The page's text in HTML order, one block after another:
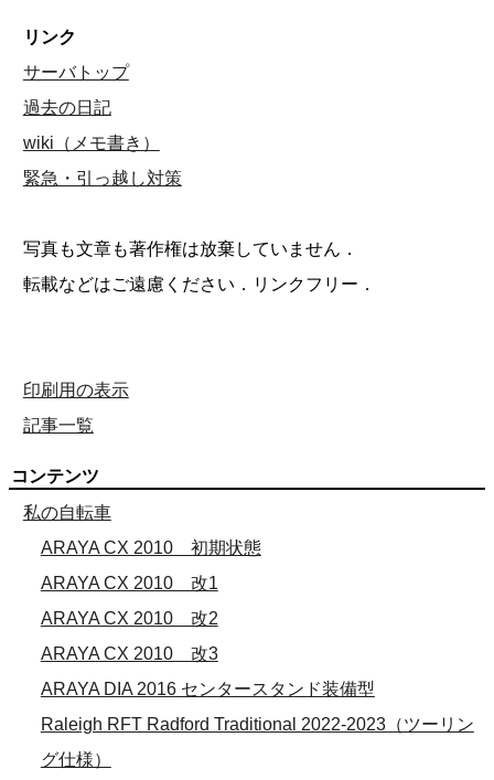
リンク
サーバトップ
過去の日記
wiki（メモ書き）
緊急・引っ越し対策
写真も文章も著作権は放棄していません．
転載などはご遠慮ください．リンクフリー．
印刷用の表示
記事一覧
コンテンツ
私の自転車
ARAYA CX 2010 初期状態
ARAYA CX 2010 改1
ARAYA CX 2010 改2
ARAYA CX 2010 改3
ARAYA DIA 2016 センタースタンド装備型
Raleigh RFT Radford Traditional 2022-2023（ツーリン
グ仕様）